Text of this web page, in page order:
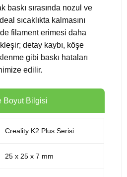
baskı sırasında nozul ve
sıcaklıkta kalmasını
filament erimesi daha
detay kaybı, köşe
gibi baskı hataları
edilir.
Boyut Bilgisi
Creality K2 Plus Serisi
25 x 25 x 7 mm